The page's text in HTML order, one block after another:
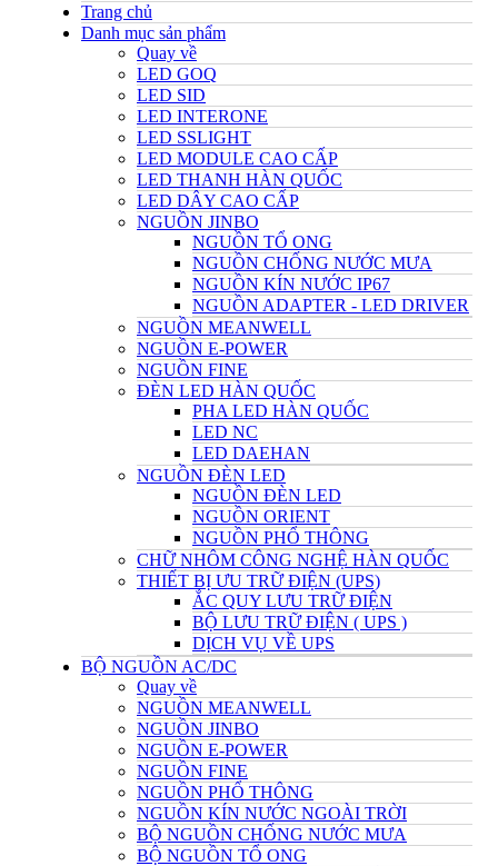
Trang chủ
Danh mục sản phẩm
Quay về
LED GOQ
LED SID
LED INTERONE
LED SSLIGHT
LED MODULE CAO CẤP
LED THANH HÀN QUỐC
LED DÂY CAO CẤP
NGUỒN JINBO
NGUỒN TỔ ONG
NGUỒN CHỐNG NƯỚC MƯA
NGUỒN KÍN NƯỚC IP67
NGUỒN ADAPTER - LED DRIVER
NGUỒN MEANWELL
NGUỒN E-POWER
NGUỒN FINE
ĐÈN LED HÀN QUỐC
PHA LED HÀN QUỐC
LED NC
LED DAEHAN
NGUỒN ĐÈN LED
NGUỒN ĐÈN LED
NGUỒN ORIENT
NGUỒN PHỔ THÔNG
CHỮ NHÔM CÔNG NGHỆ HÀN QUỐC
THIẾT BỊ ƯU TRỮ ĐIỆN (UPS)
ẮC QUY LƯU TRỮ ĐIỆN
BỘ LƯU TRỮ ĐIỆN ( UPS )
DỊCH VỤ VỀ UPS
BỘ NGUỒN AC/DC
Quay về
NGUỒN MEANWELL
NGUỒN JINBO
NGUỒN E-POWER
NGUỒN FINE
NGUỒN PHỔ THÔNG
NGUỒN KÍN NƯỚC NGOÀI TRỜI
BỘ NGUỒN CHỐNG NƯỚC MƯA
BỘ NGUỒN TỔ ONG